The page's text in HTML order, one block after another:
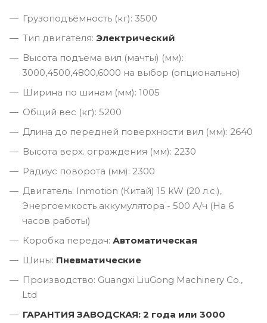
Грузоподъёмность (кг): 3500
Тип двигателя: Электрический
Высота подъема вил (мачты) (мм):
3000,4500,4800,6000 на выбор (опционально)
Ширина по шинам (мм): 1005
Общий вес (кг): 5200
Длина до передней поверхности вил (мм): 2640
Высота верх. ограждения (мм): 2230
Радиус поворота (мм): 2300
Двигатель: Inmotion (Китай) 15 kW (20 л.с.),
Энергоемкость аккумулятора - 500 А/ч (На 6
часов работы)
Коробка передач: Автоматическая
Шины: Пневматические
Производство: Guangxi LiuGong Machinery Co.,
Ltd
ГАРАНТИЯ ЗАВОДСКАЯ: 2 года или 3000